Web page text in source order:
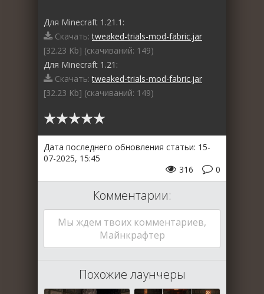
Для Minecraft 1.21.1:
Скачать:tweaked-trials-mod-fabric.jar
[32.23 Kb] (cкачиваний: 149)
Для Minecraft 1.21:
Скачать:tweaked-trials-mod-fabric.jar
[32.23 Kb] (cкачиваний: 149)
Дата последнего обновления статьи: 15-
07-2025, 15:45
0
316
Комментарии:
Мы ждем твоих комментариев,
Майнкрафтер
Похожие лаунчеры